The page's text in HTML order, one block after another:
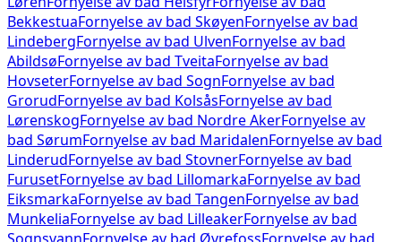
BekkestuaFornyelse av bad SkøyenFornyelse av bad
LindebergFornyelse av bad UlvenFornyelse av bad
AbildsøFornyelse av bad TveitaFornyelse av bad
HovseterFornyelse av bad SognFornyelse av bad
GrorudFornyelse av bad KolsåsFornyelse av bad
LørenskogFornyelse av bad Nordre AkerFornyelse av
bad SørumFornyelse av bad MaridalenFornyelse av bad
LinderudFornyelse av bad StovnerFornyelse av bad
FurusetFornyelse av bad LillomarkaFornyelse av bad
EiksmarkaFornyelse av bad TangenFornyelse av bad
MunkeliaFornyelse av bad LilleakerFornyelse av bad